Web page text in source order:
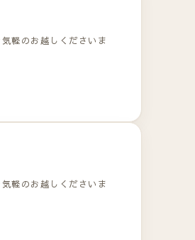
軽のお越しくださいま
軽のお越しくださいま